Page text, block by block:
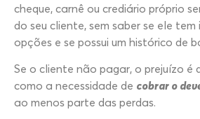
cheque, carnê ou crediário próprio
do seu cliente, sem saber se ele tem
opções e se possui um histórico de
Se o cliente não pagar, o prejuízo é
como a necessidade de cobrar o
ao menos parte das perdas.